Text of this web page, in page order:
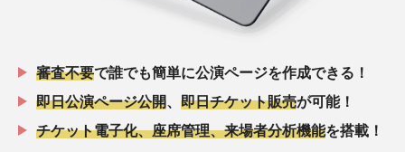
審査不要で誰でも簡単に公演ページを作成できる！
即日公演ページ公開
即日チケット販売が可能！
チケット電子化、座席管理、来場者分析機能を搭載！